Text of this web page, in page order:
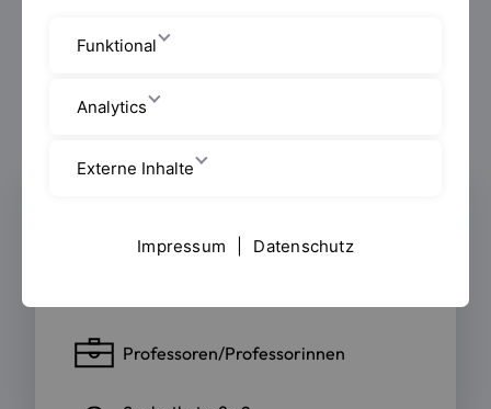
bewegungsorientierte Soziale Arbeit
Mitglied des Fakultätsrats
Professoren/Professorinnen
Funktional
Analytics
Externe Inhalte
Impressum Datenschutz